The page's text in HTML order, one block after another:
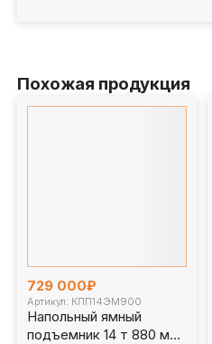
Похожая продукция
729 000₽
Артикул: КПП14ЭМ900
Напольный ямный
подъемник 14 т 880 мм